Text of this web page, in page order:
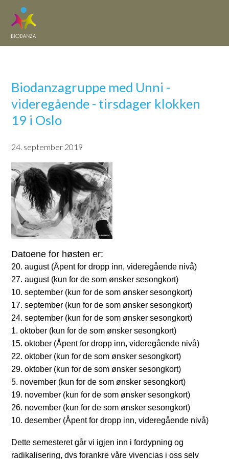
Biodanzagruppe med Unni -
videregående - tirsdager klokken
19 i Oslo
24. september 2019
Datoene for høsten er:
20. august (Åpent for dropp inn, videregående nivå)
27. august (kun for de som ønsker sesongkort)
10. september (kun for de som ønsker sesongkort)
17. september (kun for de som ønsker sesongkort)
24. september (kun for de som ønsker sesongkort)
1. oktober (kun for de som ønsker sesongkort)
15. oktober (Åpent for dropp inn, videregående nivå)
22. oktober (kun for de som ønsker sesongkort)
29. oktober (kun for de som ønsker sesongkort)
5. november (kun for de som ønsker sesongkort)
19. november (kun for de som ønsker sesongkort)
26. november (kun for de som ønsker sesongkort)
10. desember (Åpent for dropp inn, videregående nivå)
Dette semesteret går vi igjen inn i fordypning og
radikalisering, dvs forankre våre vivencias i oss selv